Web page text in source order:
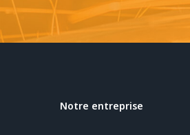
Notre entreprise